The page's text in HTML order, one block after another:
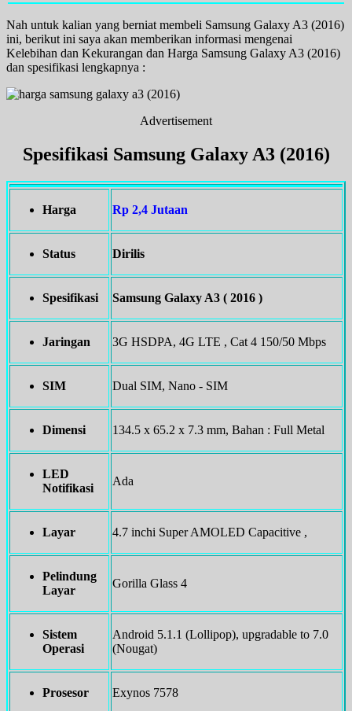
Nah untuk kalian yang berniat membeli Samsung Galaxy A3 (2016)
ini, berikut ini saya akan memberikan informasi mengenai
Kelebihan dan Kekurangan dan Harga Samsung Galaxy A3 (2016)
dan spesifikasi lengkapnya :
Advertisement
Spesifikasi Samsung Galaxy A3 (2016)
Harga Rp 2,4 Jutaan
Status Dirilis
Spesifikasi Samsung Galaxy A3 ( 2016 )
Jaringan 3G HSDPA, 4G LTE , Cat 4 150/50 Mbps
SIM Dual SIM, Nano - SIM
Dimensi 134.5 x 65.2 x 7.3 mm, Bahan : Full Metal
LED
Notifikasi
Ada
Layar 4.7 inchi Super AMOLED Capacitive ,
Pelindung
Layar
Gorilla Glass 4
Sistem
Operasi
Android 5.1.1 (Lollipop), upgradable to 7.0
(Nougat)
Prosesor Exynos 7578